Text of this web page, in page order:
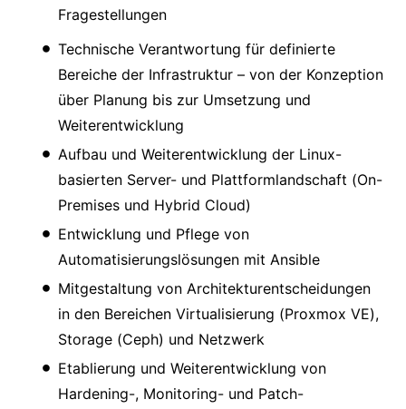
Fragestellungen
Technische Verantwortung für definierte
Bereiche der Infrastruktur – von der Konzeption
über Planung bis zur Umsetzung und
Weiterentwicklung
Aufbau und Weiterentwicklung der Linux-
basierten Server- und Plattformlandschaft (On-
Premises und Hybrid Cloud)
Entwicklung und Pflege von
Automatisierungslösungen mit Ansible
Mitgestaltung von Architekturentscheidungen
in den Bereichen Virtualisierung (Proxmox VE),
Storage (Ceph) und Netzwerk
Etablierung und Weiterentwicklung von
Hardening-, Monitoring- und Patch-